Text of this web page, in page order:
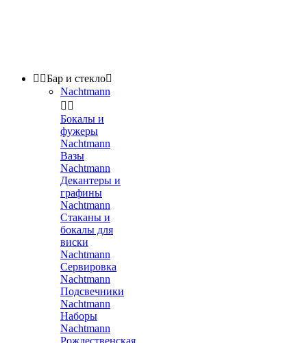
 Бар и стекло
Nachtmann
 
Бокалы и
фужеры
Nachtmann
Вазы
Nachtmann
Декантеры и
графины
Nachtmann
Стаканы и
бокалы для
виски
Nachtmann
Сервировка
Nachtmann
Подсвечники
Nachtmann
Наборы
Nachtmann
Рождественская